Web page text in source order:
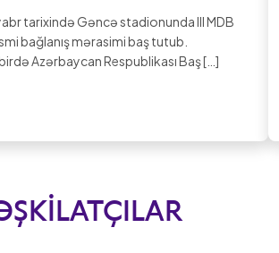
tarixində Gəncə stadionunda III MDB
bağlanış mərasimi baş tutub.
Azərbaycan Respublikası Baş […]